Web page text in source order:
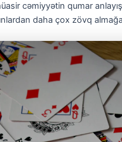
cəmiyyətin qumar
daha çox zövq